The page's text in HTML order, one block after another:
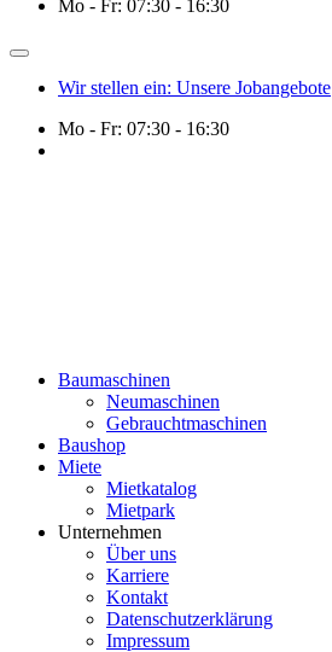
Mo - Fr: 07:30 - 16:30
Wir stellen ein: Unsere Jobangebote
Mo - Fr: 07:30 - 16:30
Baumaschinen
Neumaschinen
Gebrauchtmaschinen
Baushop
Miete
Mietkatalog
Mietpark
Unternehmen
Über uns
Karriere
Kontakt
Datenschutzerklärung
Impressum